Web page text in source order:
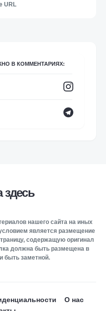
URL
В КОММЕНТАРИЯХ:
здесь
нашего сайта на иных
является размещение
содержащую оригинал
должна быть размещена в
быть заметной.
О нас